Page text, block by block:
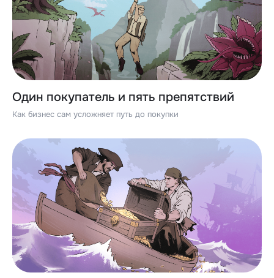
Один покупатель и пять препятствий
Как бизнес сам усложняет путь до покупки